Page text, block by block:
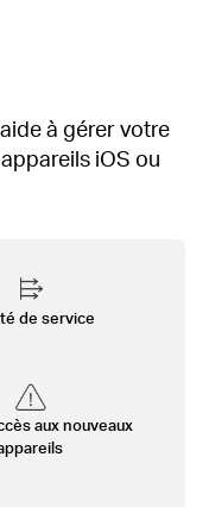
à gérer votre
iOS ou
de service
aux nouveaux